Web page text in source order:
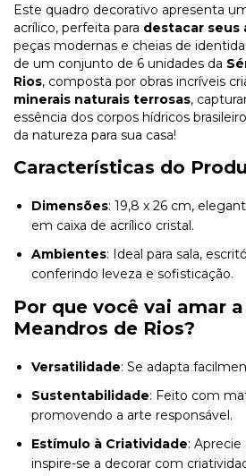
Este quadro decorativo apresenta
acrílico, perfeita para destacar seus
peças modernas e cheias de
de um conjunto de 6 unidades da
Rios, composta por obras incríveis
minerais naturais terrosas,
essência dos corpos hídricos
da natureza para sua casa!
Características do
Dimensões: 19,8 x 26 cm,
em caixa de acrílico cristal.
Ambientes: Ideal para sala,
conferindo leveza e sofisticação.
Por que você vai amar
Meandros de Rios?
Versatilidade: Se adapta
Sustentabilidade: Feito com
promovendo a arte responsável.
Estímulo à Criatividade:
inspire-se a decorar com